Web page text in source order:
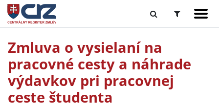
Zmluva o vysielaní na
pracovné cesty a náhrade
výdavkov pri pracovnej
ceste študenta